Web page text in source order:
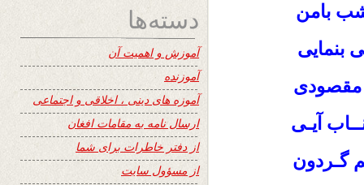
بامن
بنمایی
مقصودی
آیـی
گـردون
دسته‌ها
آموزش و اهمیت آن
آموزنده
آموزه های دینی ، اخلاقی و اجتماعی
ارسال نامه به مقامات افغان
از دفتر خاطرات برای شما
از مسؤول سایت